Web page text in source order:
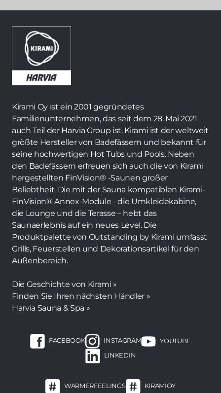
Kirami Oy ist ein 2001 gegründetes
Familienunternehmen, das seit dem 28. Mai 2021
auch Teil der Harvia Group ist. Kirami ist der weltweit
größte Hersteller von Badefässern und bekannt für
seine hochwertigen Hot Tubs und Pools. Neben
den Badefässern erfreuen sich auch die von Kirami
hergestellten FinVision® -Saunen großer
Beliebtheit. Die mit der Sauna kompatiblen Kirami-
FinVision® Annex-Module - die Umkleidekabine,
die Lounge und die Terasse – hebt das
Saunaerlebnis auf ein neues Level. Die
Produktpalette von Outstanding by Kirami umfasst
Grills, Feuerstellen und Dekorationsartikel für den
Außenbereich.
Die Geschichte von Kirami »
Finden Sie Ihren nächsten Händler »
Harvia Sauna & Spa »
FACEBOOK INSTAGRAM
YOUTUBE
LINKEDIN
WARMERFEELINGS KIRAMIOY